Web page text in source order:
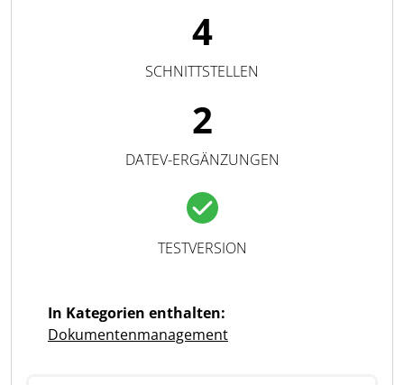
4
SCHNITTSTELLEN
2
DATEV-ERGÄNZUNGEN
TESTVERSION
In Kategorien enthalten:
Dokumentenmanagement